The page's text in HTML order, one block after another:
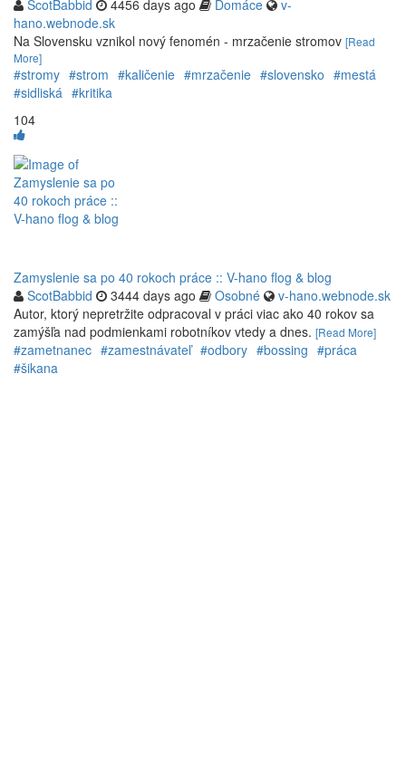
ScotBabbid 4456 days ago Domáce
v-
hano.webnode.sk
Na Slovensku vznikol nový fenomén - mrzačenie stromov [Read
More]
#stromy #strom #kaličenie #mrzačenie #slovensko #mestá
#sidliská #kritika
104
Zamyslenie sa po 40 rokoch práce :: V-hano flog & blog
ScotBabbid
3444 days ago Osobné
v-hano.webnode.sk
Autor, ktorý nepretržite odpracoval v práci viac ako 40 rokov sa
zamýšľa nad podmienkami robotníkov vtedy a dnes. [Read More]
#zametnanec #zamestnávateľ #odbory #bossing #práca
#šikana